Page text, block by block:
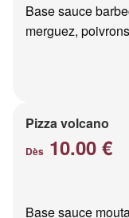
Base sauce
merguez,
Pizza volcano
Dès 10.00 €
Base sauce